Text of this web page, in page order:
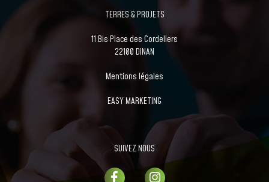
TERRES & PROJETS
11 Bis Place des Cordeliers
22100 DINAN
Mentions légales
EASY MARKETING
SUIVEZ NOUS